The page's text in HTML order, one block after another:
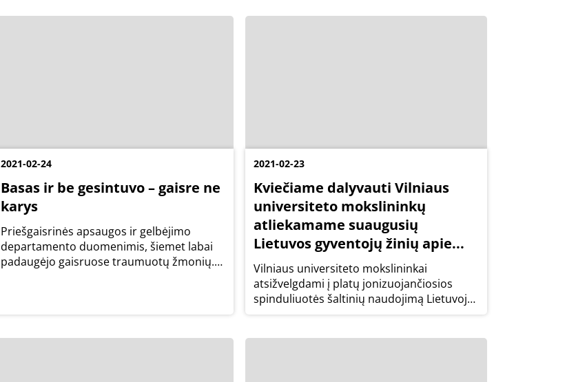
2021-02-24
Basas ir be gesintuvo – gaisre ne
karys
Priešgaisrinės apsaugos ir gelbėjimo
departamento duomenimis, šiemet labai
padaugėjo gaisruose traumuotų žmonių.
2021-02-23
Kviečiame dalyvauti Vilniaus
universiteto mokslininkų
atliekamame suaugusių
Lietuvos gyventojų žinių apie...
Vilniaus universiteto mokslininkai
atsižvelgdami į platų jonizuojančiosios
spinduliuotės šaltinių naudojimą Lietuvoje
ir kaimyninėse šalyse bei tai, kad netoli